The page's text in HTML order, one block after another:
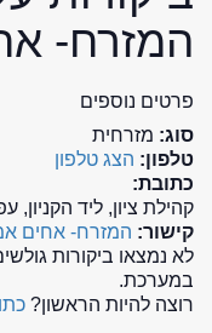
המזרח-
פרטים נוספים
סוג: מזרחית
טלפון: הצג טלפון
כתובת:
קהילת ציון, ליד הקניון,
קישור: המזרח- אחים
לא נמצאו ביקורות
במערכת.
רוצה להיות הראשון?